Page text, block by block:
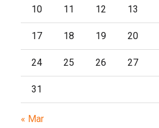
10 11 12 13
17 18 19 20
24 25 26 27
31
« Mar